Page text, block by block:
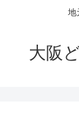
地
大阪